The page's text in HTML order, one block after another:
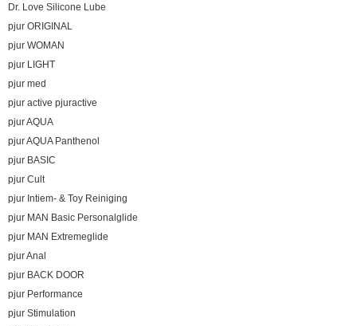
Dr. Love Silicone Lube
pjur ORIGINAL
pjur WOMAN
pjur LIGHT
pjur med
pjur active pjuractive
pjur AQUA
pjur AQUA Panthenol
pjur BASIC
pjur Cult
pjur Intiem- & Toy Reiniging
pjur MAN Basic Personalglide
pjur MAN Extremeglide
pjur Anal
pjur BACK DOOR
pjur Performance
pjur Stimulation